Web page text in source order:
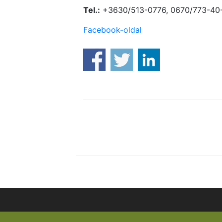
Tel.: +3630/513-0776, 0670/773-
Facebook-oldal